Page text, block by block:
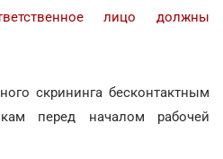
лицо должны
скрининга бесконтактным
перед началом рабочей